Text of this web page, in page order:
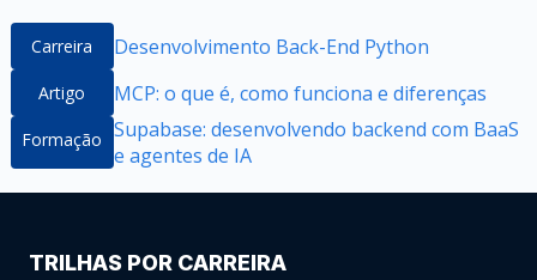
Carreira Desenvolvimento Back-End Python
Artigo MCP: o que é, como funciona e diferenças
Formação Supabase: desenvolvendo backend com BaaS
e agentes de IA
TRILHAS POR CARREIRA